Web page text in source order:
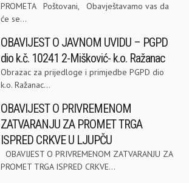
PROMETA Poštovani, Obavještavamo vas da
će se...
OBAVIJEST O JAVNOM UVIDU – PGPD
dio k.č. 10241 2-Mišković- k.o. Ražanac
Obrazac za prijedloge i primjedbe PGPD dio
k.o. Ražanac...
OBAVIJEST O PRIVREMENOM
ZATVARANJU ZA PROMET TRGA
ISPRED CRKVE U LJUPČU
OBAVIJEST O PRIVREMENOM ZATVARANJU ZA
PROMET TRGA ISPRED CRKVE...